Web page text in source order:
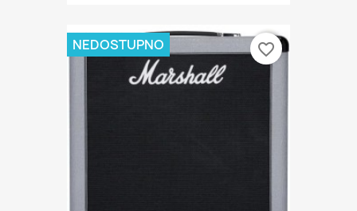
NEDOSTUPNO favorite_border